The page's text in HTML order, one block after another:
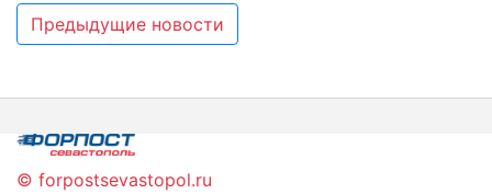
Навигация
записям
Предыдущие новости
© forpostsevastopol.ru